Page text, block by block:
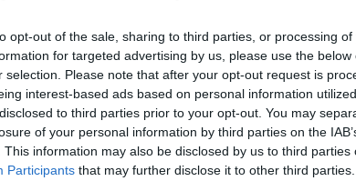
opt-out of the sale, sharing to third parties, or processing
for targeted advertising by us, please use the
selection. Please note that after your opt-out request is
interest-based ads based on personal information
to third parties prior to your opt-out. You may
of your personal information by third parties on the
This information may also be disclosed by us to third parties
Participants that may further disclose it to other third parties.
TKO (strikes), 1.46, R3, at 155lbs
eVZIwU09qt